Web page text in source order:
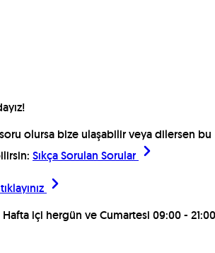
olursa bize ulaşabilir veya dilersen bu
Sıkça Sorulan Sorular
tıklayınız
Hafta içi hergün ve Cumartesi 09:00 - 21:00